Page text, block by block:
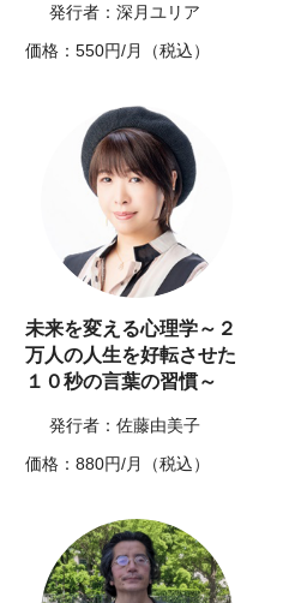
発行者：深月ユリア
価格：550円/月（税込）
未来を変える心理学～２
万人の人生を好転させた
１０秒の言葉の習慣～
発行者：佐藤由美子
価格：880円/月（税込）